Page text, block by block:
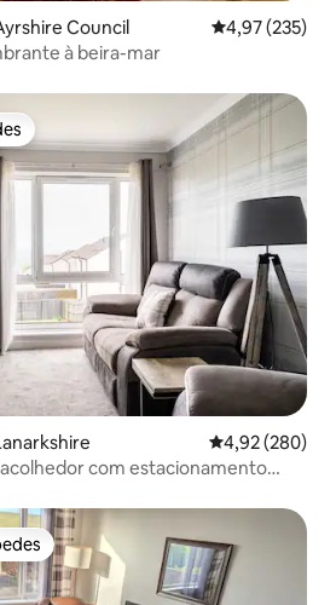
Council 4,97 de uma
4,97 (235)
à beira-mar
4,92 de uma
4,92 (280)
com estacionamento
dos hóspedes